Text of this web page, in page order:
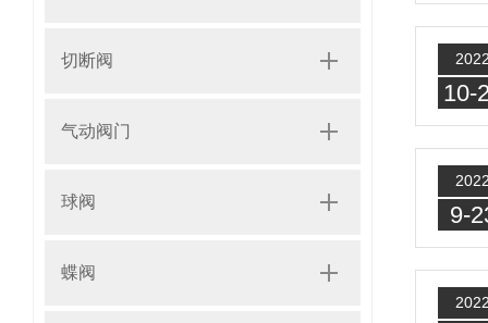
切断阀
气动阀门
球阀
蝶阀
10-
9-